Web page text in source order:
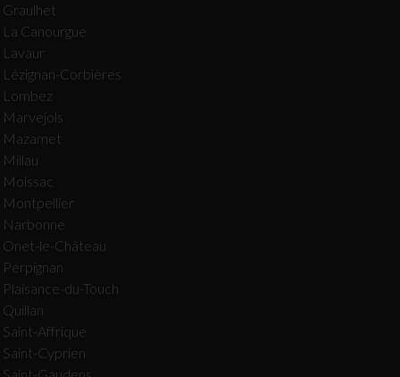
Graulhet
La Canourgue
Lavaur
Lézignan-Corbières
Lombez
Marvejols
Mazamet
Millau
Moissac
Montpellier
Narbonne
Onet-le-Château
Perpignan
Plaisance-du-Touch
Quillan
Saint-Affrique
Saint-Cyprien